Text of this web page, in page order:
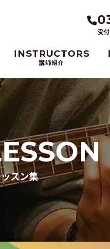
受
INSTRUCTORS
講師紹介
スン集